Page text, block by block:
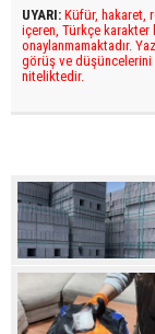
UYARI: Küfür, hakaret,
içeren, Türkçe karakter
onaylanmamaktadır.
görüş ve düşüncelerini
niteliktedir.